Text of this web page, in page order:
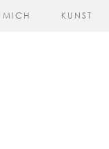
MICH KUNST